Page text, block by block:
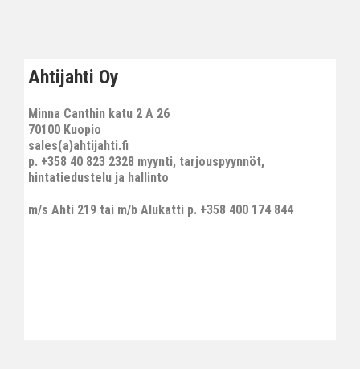
Ahtijahti Oy
Minna Canthin katu 2 A 26
70100 Kuopio
sales(a)ahtijahti.fi
p. +358 40 823 2328 myynti, tarjouspyynnöt,
hintatiedustelu ja hallinto
m/s Ahti 219 tai m/b Alukatti p. +358 400 174 844